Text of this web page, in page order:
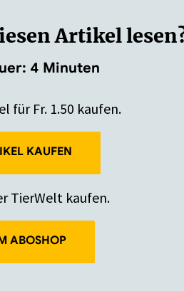
Artikel
4 Minuten
für Fr. 1.50 kaufen.
KAUFEN
TierWelt kaufen.
ABOSHOP